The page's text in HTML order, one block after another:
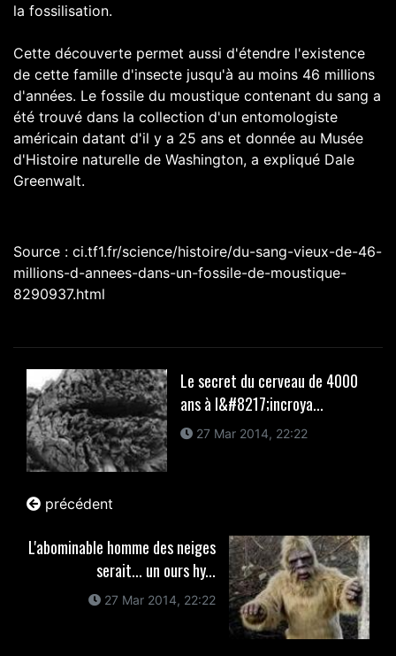
la fossilisation.
Cette découverte permet aussi d'étendre l'existence
de cette famille d'insecte jusqu'à au moins 46 millions
d'années. Le fossile du moustique contenant du sang a
été trouvé dans la collection d'un entomologiste
américain datant d'il y a 25 ans et donnée au Musée
d'Histoire naturelle de Washington, a expliqué Dale
Greenwalt.
Source : ci.tf1.fr/science/histoire/du-sang-vieux-de-46-
millions-d-annees-dans-un-fossile-de-moustique-
8290937.html
Le secret du cerveau de 4000
ans à l&#8217;incroya...
27 Mar 2014, 22:22
précédent
L'abominable homme des neiges
serait... un ours hy...
27 Mar 2014, 22:22